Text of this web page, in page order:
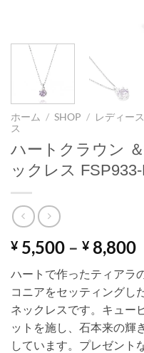
ホーム / SHOP / レディー
ス
ハートクラウン
ックレス
¥ 5,500 – ¥ 8,800
ハートで作ったティアラ
コニアをセッティングし
ネックレスです。キュー
ットを施し、石本来の輝
しています。プレゼント